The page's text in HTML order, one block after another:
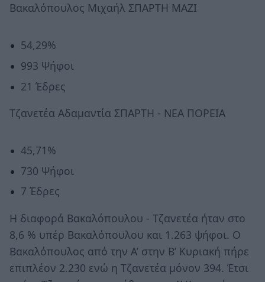
Βακαλόπουλος Μιχαήλ ΣΠΑΡΤΗ ΜΑΖΙ
54,29%
993 Ψήφοι
21 Έδρες
Τζανετέα Αδαμαντία ΣΠΑΡΤΗ - ΝΕΑ ΠΟΡΕΙΑ
45,71%
730 Ψήφοι
7 Έδρες
Η διαφορά Βακαλόπουλου - Τζανετέα ήταν στο
8,6 % υπέρ Βακαλόπουλου και 1.263 ψήφοι. Ο
Βακαλόπουλος από την Α’ στην Β’ Κυριακή πήρε
επιπλέον 2.230 ενώ η Τζανετέα μόνον 394. Έτσι